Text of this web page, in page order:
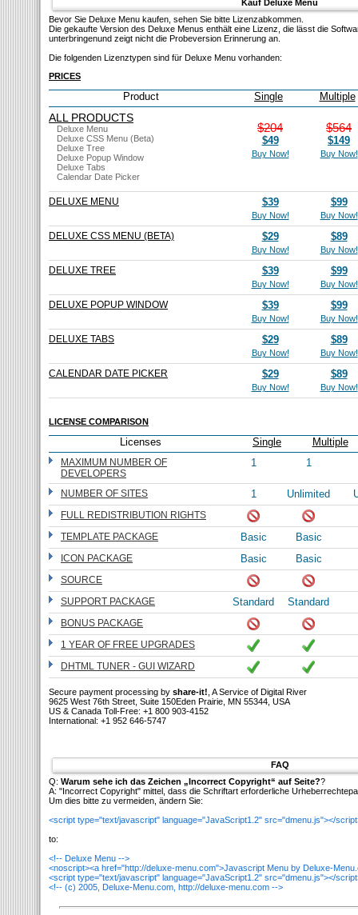
Kauf Deluxe Menu
Bevor Sie Deluxe Menu kaufen, sehen Sie bitte Lizenzabkommen.
Die gekaufte Version des Deluxe Menus enthält eine Lizenz, die lässt die
unterbringenund zeigt nicht die Probeversion Erinnerung an.
Die folgenden Lizenztypen sind für Deluxe Menu vorhanden:
PRICES
Product Single Multiple
ALL PRODUCTS
Deluxe Menu
Deluxe CSS Menu (Beta)
Deluxe Tree
Deluxe Popup Window
Deluxe Tabs
Calendar Date Picker
$204
$49
Buy Now!
$564
$149
Buy Now!
DELUXE MENU $39
Buy Now!
$99
Buy Now!
DELUXE CSS MENU (BETA) $29
Buy Now!
$89
Buy Now!
DELUXE TREE $39
Buy Now!
$99
Buy Now!
DELUXE POPUP WINDOW $39
Buy Now!
$99
Buy Now!
DELUXE TABS $29
Buy Now!
$89
Buy Now!
CALENDAR DATE PICKER $29
Buy Now!
$89
Buy Now!
LICENSE COMPARISON
Licenses Single Multiple
MAXIMUM NUMBER OF
DEVELOPERS
1 1
NUMBER OF SITES 1 Unlimited
FULL REDISTRIBUTION RIGHTS
TEMPLATE PACKAGE
Basic Basic
ICON PACKAGE Basic Basic
SOURCE
SUPPORT PACKAGE
Standard Standard
BONUS PACKAGE
1 YEAR OF FREE UPGRADES
DHTML TUNER - GUI WIZARD
Secure payment processing by share-it! , A Service of Digital River
9625 West 76th Street, Suite 150Eden Prairie, MN 55344, USA
US & Canada Toll-Free: +1 800 903-4152
International: +1 952 646-5747
FAQ
Q: Warum sehe ich das Zeichen „Incorrect Copyright“ auf Seite??
A: "Incorrect Copyright" mittel, dass die Schriftart erforderliche
Um dies bitte zu vermeiden, ändern Sie:
<script type="text/javascript" language="JavaScript1.2" src="dmenu.js"></
to:
<!-- Deluxe Menu -->
<noscript><a href="http://deluxe-menu.com">Javascript Menu by Deluxe-
<script type="text/javascript" language="JavaScript1.2" src="dmenu.js"></
<!-- (c) 2005, Deluxe-Menu.com, http://deluxe-menu.com -->